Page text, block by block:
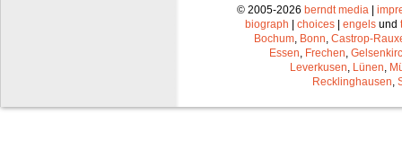
© 2005-2026 berndt media |
biograph | choices | engels und
Bochum Bonn Castrop-
Essen Frechen
Leverkusen Lünen
Recklinghausen